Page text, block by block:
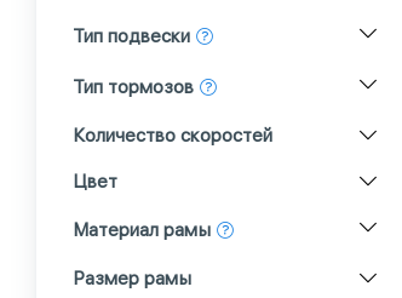
Тип подвески
Тип тормозов
Количество скоростей
Цвет
Материал рамы
Размер рамы